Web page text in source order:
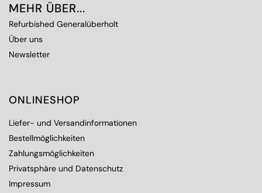
MEHR ÜBER...
Refurbished Generalüberholt
Über uns
Newsletter
ONLINESHOP
Liefer- und Versandinformationen
Bestellmöglichkeiten
Zahlungsmöglichkeiten
Privatsphäre und Datenschutz
Impressum